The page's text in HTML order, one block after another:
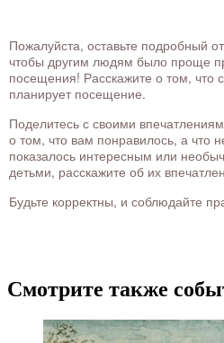
Пожалуйста, оставьте подробный
чтобы другим людям было проще
посещения! Расскажите о том, что
планирует посещение.
Поделитесь с своими
о том, что вам понравилось, а что
показалось интересным или
детьми, расскажите об их
Будьте корректны, и соблюдайте
Смотрите также